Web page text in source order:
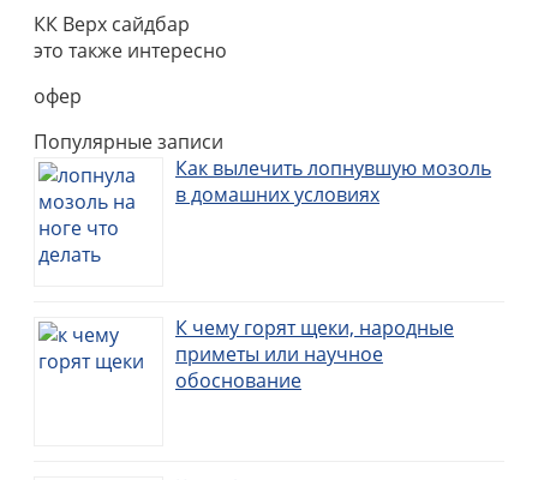
КК Верх сайдбар
это также интересно
офер
Популярные записи
Как вылечить лопнувшую мозоль
в домашних условиях
К чему горят щеки, народные
приметы или научное
обоснование